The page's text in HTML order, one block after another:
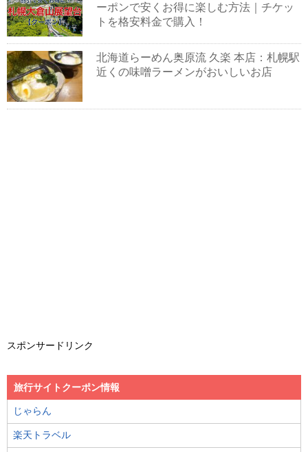
ーポンで安くお得に楽しむ方法｜チケッ
トを格安料金で購入！
北海道らーめん奥原流 久楽 本店：札幌駅
近くの味噌ラーメンがおいしいお店
スポンサードリンク
旅行サイトクーポン情報
じゃらん
楽天トラベル